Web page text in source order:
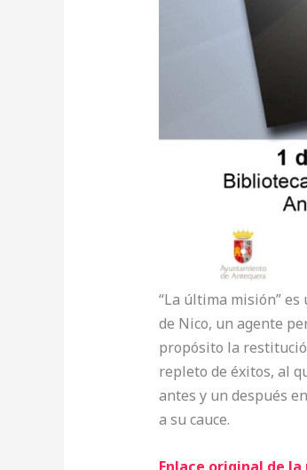
“La última misión”
de Nico, un agente
propósito la
repleto de éxitos, al
antes y un después
a su cauce.